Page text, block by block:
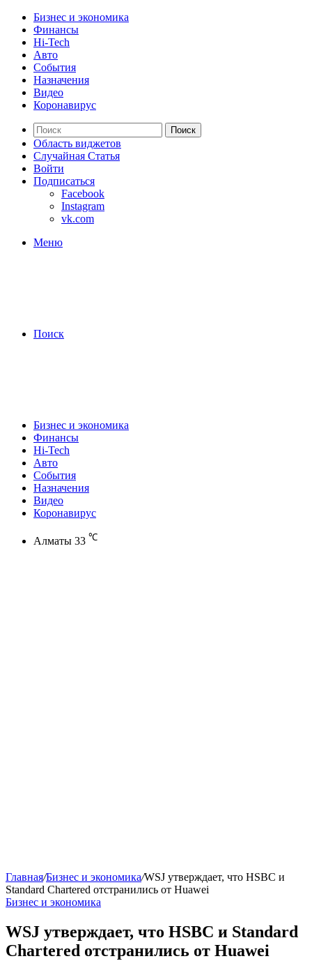
Бизнес и экономика
Финансы
Hi-Tech
Авто
События
Назначения
Видео
Коронавирус
Поиск
Область виджетов
Случайная Статья
Войти
Подписаться
Facebook
Instagram
vk.com
Меню
Поиск
Бизнес и экономика
Финансы
Hi-Tech
Авто
События
Назначения
Видео
Коронавирус
Алматы 33 ℃
Главная/Бизнес и экономика/WSJ утверждает, что HSBC и
Standard Chartered отстранились от Huawei
Бизнес и экономика
WSJ утверждает, что HSBC и Standard
Chartered отстранились от Huawei